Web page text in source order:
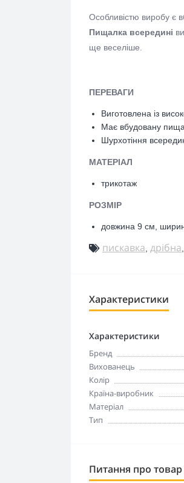
Особливістю виробу є
Пищалка всередині
ще веселіше.
ПЕРЕВАГИ
Виготовлена із
Має вбудовану
Шурхотіння
МАТЕРІАЛ
трикотаж
РОЗМІР
довжина 9 см,
пискавка дрібна
Характеристики
Характеристики
Бренд
Вихованець
Колір
Країна-виробник
Матеріал
Тип
Питання про товар